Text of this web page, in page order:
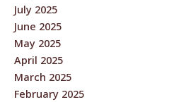
July 2025
June 2025
May 2025
April 2025
March 2025
February 2025